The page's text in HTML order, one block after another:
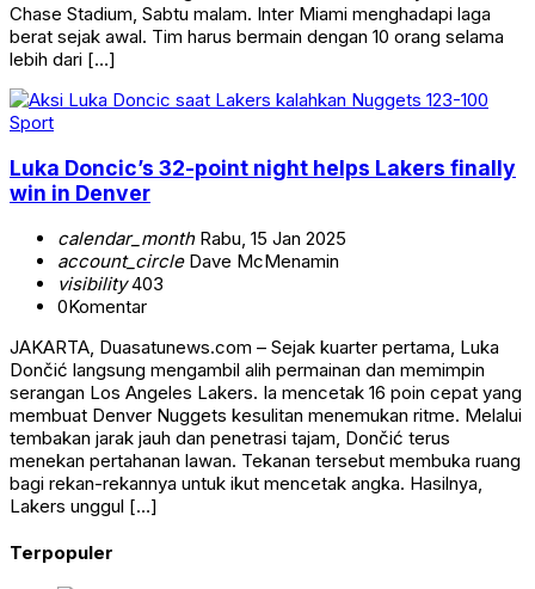
Chase Stadium, Sabtu malam. Inter Miami menghadapi laga
berat sejak awal. Tim harus bermain dengan 10 orang selama
lebih dari […]
Sport
Luka Doncic’s 32-point night helps Lakers finally
win in Denver
calendar_monthRabu, 15 Jan 2025
account_circleDave McMenamin
visibility403
0Komentar
JAKARTA, Duasatunews.com – Sejak kuarter pertama, Luka
Dončić langsung mengambil alih permainan dan memimpin
serangan Los Angeles Lakers. Ia mencetak 16 poin cepat yang
membuat Denver Nuggets kesulitan menemukan ritme. Melalui
tembakan jarak jauh dan penetrasi tajam, Dončić terus
menekan pertahanan lawan. Tekanan tersebut membuka ruang
bagi rekan-rekannya untuk ikut mencetak angka. Hasilnya,
Lakers unggul […]
Terpopuler